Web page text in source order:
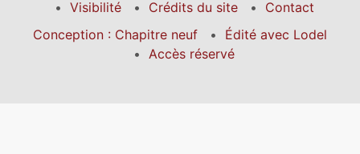
Visibilité
Crédits du site
Contact
Conception : Chapitre neuf
Édité avec Lodel
Accès réservé